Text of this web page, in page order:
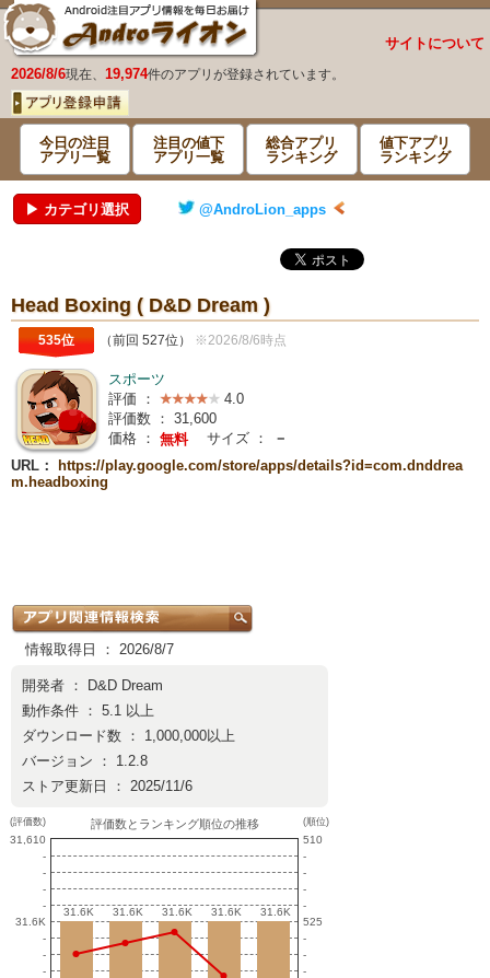
サイトについて
2026/8/6現在、 19,974件のアプリが登録されています。
今日の注目
アプリ一覧
注目の値下
アプリ一覧
総合アプリ
ランキング
値下アプリ
ランキング
▶ カテゴリ選択 @AndroLion_apps
Head Boxing ( D&D Dream )
535位 （前回 527位） ※2026/8/6時点
スポーツ
評価 ：
4.0
評価数 ： 31,600
価格 ： 無料 サイズ ：
－
URL：
https://play.google.com/store/apps/details?id=com.dnddrea
m.headboxing
情報取得日 ： 2026/8/7
開発者 ：
D&D Dream
動作条件 ： 5.1 以上
ダウンロード数 ： 1,000,000以上
バージョン ： 1.2.8
ストア更新日 ： 2025/11/6
(評価数)
31,610
-
-
-
-
31.6K
-
-
-
評価数とランキング順位の推移
31.6K
31.6K 31.6K
31.6K 31.6K
31.6K 31.6K
31.6K 31.6K
31.6K
(順位)
510
-
-
-
-
525
-
-
-